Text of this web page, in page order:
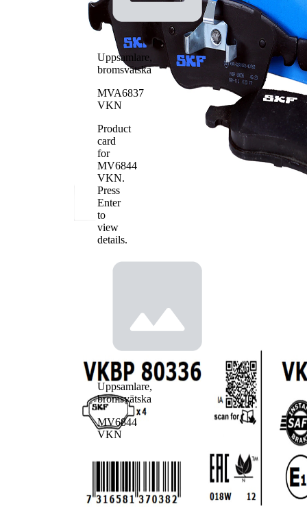
WVA-nummer
24710
Antal belägg
Uppsamlare,
bromsvätska
MVA6837
VKN
Product
card
for
MV6844
VKN.
Press
Enter
to
view
details.
Uppsamlare,
bromsvätska
MV6844
VKN